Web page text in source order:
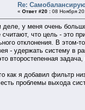
Re:
« Ответ #20 : 08 Ноября
у меня очень
считают, что цель - это
отклонения. В этом-
- удержать систему в
второстепенная
как я добавил фильтр
проблемы выхода